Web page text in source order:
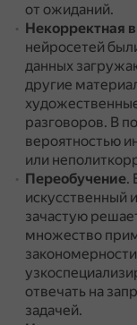
от ожиданий.
Некорректная
нейросетей
данных
другие
разговоров. В
вероятностью
или
Переобучение.
искусственный
зачастую
множество
отвечать на
задачей.